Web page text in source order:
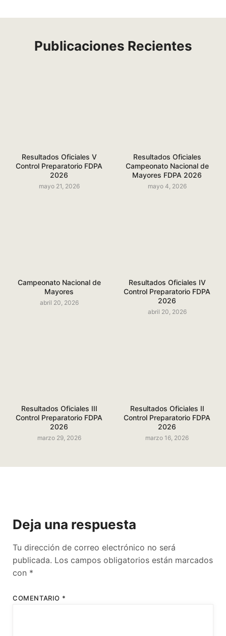
Publicaciones Recientes
Resultados Oficiales V
Control Preparatorio FDPA
2026
mayo 21, 2026
Resultados Oficiales
Campeonato Nacional de
Mayores FDPA 2026
mayo 4, 2026
Campeonato Nacional de
Mayores
abril 20, 2026
Resultados Oficiales IV
Control Preparatorio FDPA
2026
abril 20, 2026
Resultados Oficiales III
Control Preparatorio FDPA
2026
marzo 29, 2026
Resultados Oficiales II
Control Preparatorio FDPA
2026
marzo 16, 2026
Deja una respuesta
Tu dirección de correo electrónico no será
publicada. Los campos obligatorios están marcados
con *
COMENTARIO *